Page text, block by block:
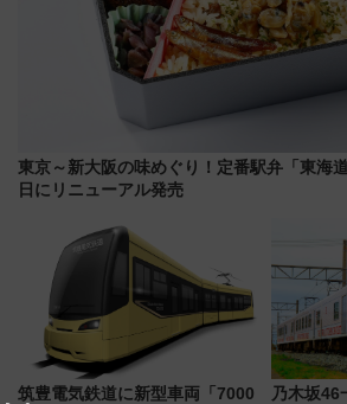
東京～新大阪の味めぐり！定番駅弁「東海
日にリニューアル発売
筑豊電気鉄道に新型車両「7000
乃木坂46